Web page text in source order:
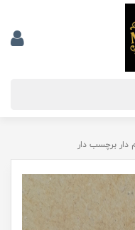
دار برچسب دار